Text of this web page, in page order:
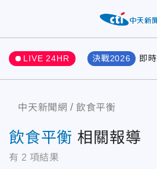
LIVE 24HR 決戰2026 即時
中天新聞網 飲食平衡
飲食平衡 相關報導
有 2 項結果